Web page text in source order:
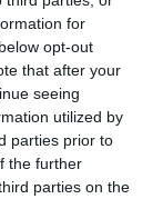
for
opt-out
that after your
seeing
utilized by
parties prior to
the further
parties on the